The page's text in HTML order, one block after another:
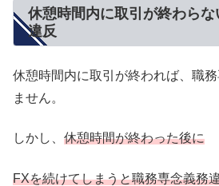
休憩時間内に取引が終わら
違反
休憩時間内に取引が終われば、職
ません。
しかし、 休憩時間が終わった後に
FXを続けてしまうと職務専念義務